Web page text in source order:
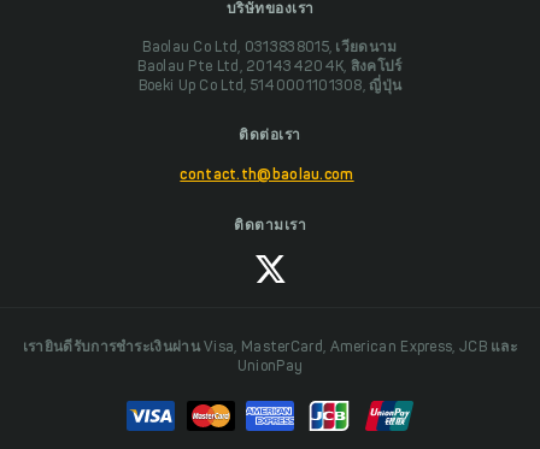
บริษัทของเรา
Baolau Co Ltd, 0313838015, เวียดนาม
Baolau Pte Ltd, 201434204K, สิงคโปร์
Boeki Up Co Ltd, 5140001101308, ญี่ปุ่น
ติดต่อเรา
contact.th@baolau.com
ติดตามเรา
เรายินดีรับการชำระเงินผ่าน Visa, MasterCard, American Express, JCB และ
UnionPay